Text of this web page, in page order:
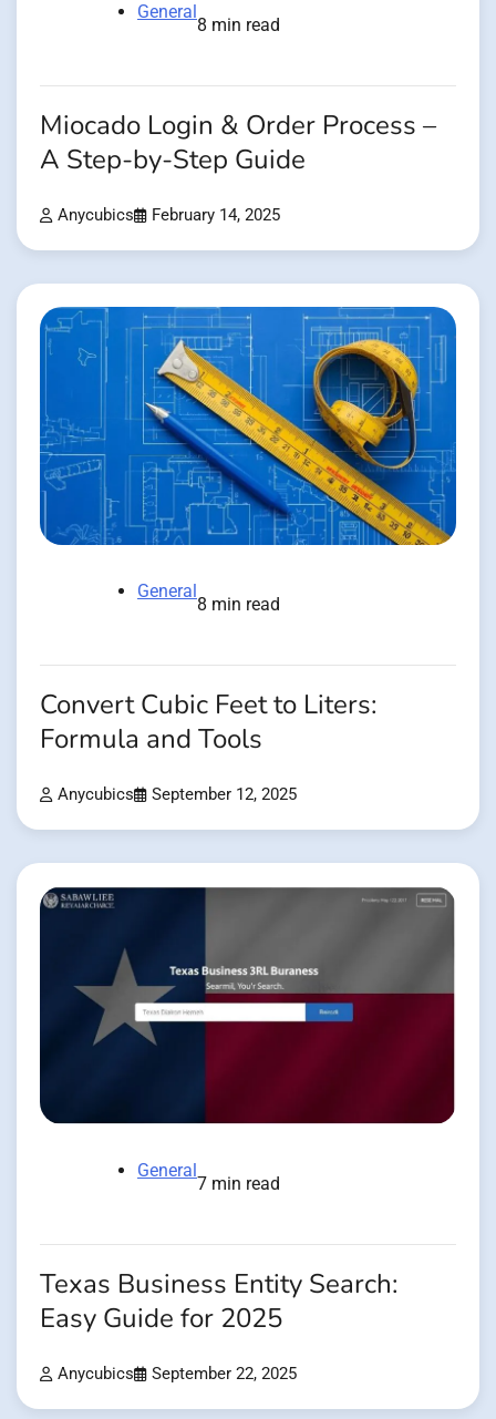
General
8 min read
Miocado Login & Order Process –
A Step-by-Step Guide
Anycubics February 14, 2025
General
8 min read
Convert Cubic Feet to Liters:
Formula and Tools
Anycubics September 12, 2025
General
7 min read
Texas Business Entity Search:
Easy Guide for 2025
Anycubics September 22, 2025